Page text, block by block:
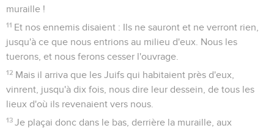
muraille !
11 Et nos ennemis disaient : Ils ne sauront et ne verront rien,
jusqu'à ce que nous entrions au milieu d'eux. Nous les
tuerons, et nous ferons cesser l'ouvrage.
12 Mais il arriva que les Juifs qui habitaient près d'eux,
vinrent, jusqu'à dix fois, nous dire leur dessein, de tous les
lieux d'où ils revenaient vers nous.
13 Je plaçai donc dans le bas, derrière la muraille, aux